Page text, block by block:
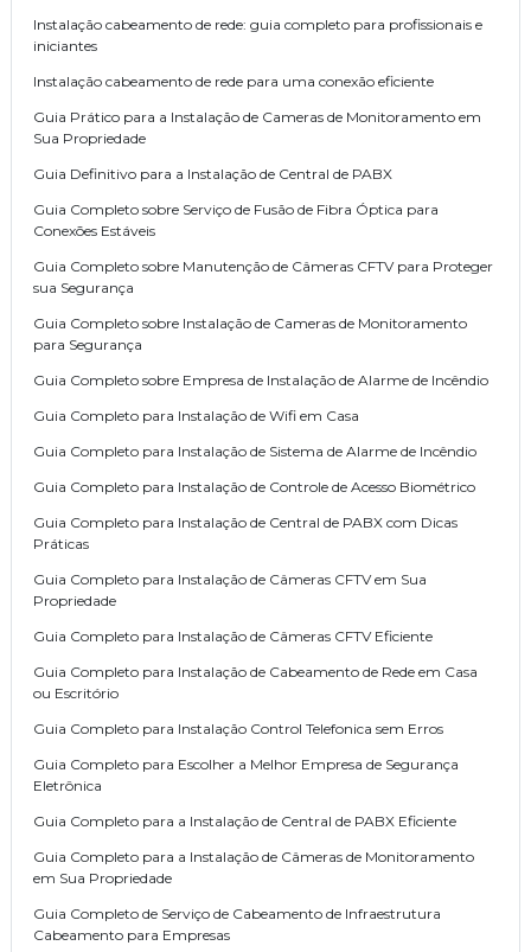
Instalação cabeamento de rede: guia completo para profissionais e
iniciantes
Instalação cabeamento de rede para uma conexão eficiente
Guia Prático para a Instalação de Cameras de Monitoramento em
Sua Propriedade
Guia Definitivo para a Instalação de Central de PABX
Guia Completo sobre Serviço de Fusão de Fibra Óptica para
Conexões Estáveis
Guia Completo sobre Manutenção de Câmeras CFTV para Proteger
sua Segurança
Guia Completo sobre Instalação de Cameras de Monitoramento
para Segurança
Guia Completo sobre Empresa de Instalação de Alarme de Incêndio
Guia Completo para Instalação de Wifi em Casa
Guia Completo para Instalação de Sistema de Alarme de Incêndio
Guia Completo para Instalação de Controle de Acesso Biométrico
Guia Completo para Instalação de Central de PABX com Dicas
Práticas
Guia Completo para Instalação de Câmeras CFTV em Sua
Propriedade
Guia Completo para Instalação de Câmeras CFTV Eficiente
Guia Completo para Instalação de Cabeamento de Rede em Casa
ou Escritório
Guia Completo para Instalação Control Telefonica sem Erros
Guia Completo para Escolher a Melhor Empresa de Segurança
Eletrônica
Guia Completo para a Instalação de Central de PABX Eficiente
Guia Completo para a Instalação de Câmeras de Monitoramento
em Sua Propriedade
Guia Completo de Serviço de Cabeamento de Infraestrutura
Cabeamento para Empresas